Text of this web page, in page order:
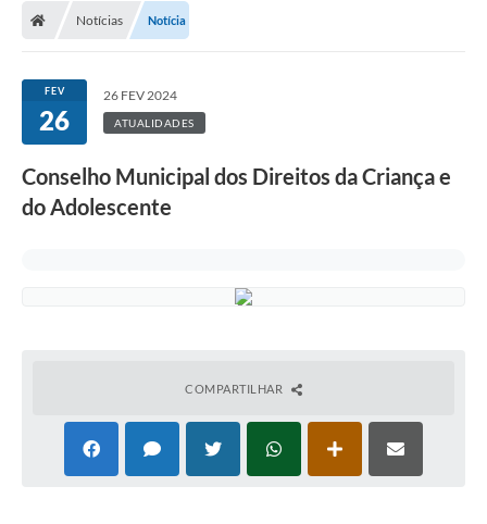
Notícias Notícia
FEV
26
26 FEV 2024
ATUALIDADES
Conselho Municipal dos Direitos da Criança e
do Adolescente
COMPARTILHAR